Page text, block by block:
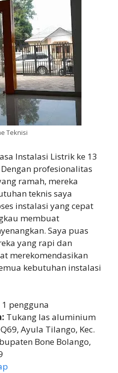
Teknisi
Instalasi Listrik ke 13
Dengan profesionalitas
ramah, mereka
teknis saya
instalasi yang cepat
membuat
Saya puas
yang rapi dan
merekomendasikan
kebutuhan instalasi
pengguna
Tukang las aluminium
Ayula Tilango, Kec.
Bone Bolango,